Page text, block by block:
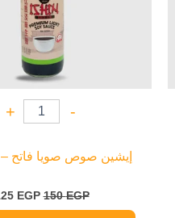
-
+
إيشين صوص صويا فاتح – 625 ملي
150EGP
EGP